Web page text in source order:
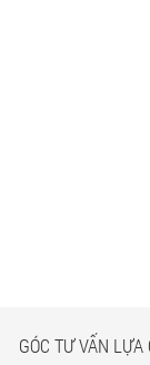
GÓC TƯ VẤN